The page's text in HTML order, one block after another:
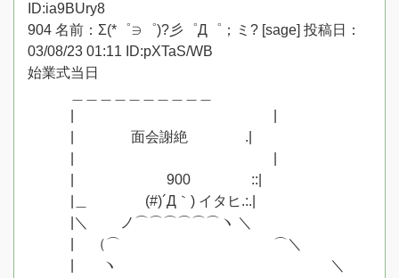
ID:ia9BUry8
904 名前：Σ(*゜∋゜)?彡゜Д゜；ミ? [sage] 投稿日：
03/08/23 01:11 ID:pXTaS/WB
始業式当日
| 面会謝絶 .|
| 900 ::|
|＿ (#)´Д｀) イタヒ.:.|
|＼ ノ⌒⌒⌒⌒⌒⌒ヽ ＼
| （⌒ ⌒＼
| ヽ ＼